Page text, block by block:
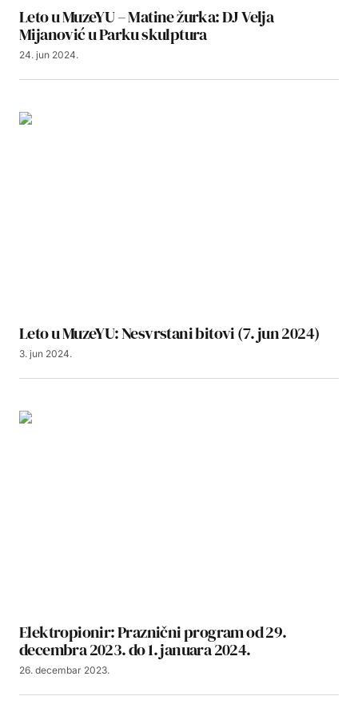
Leto u MuzeYU – Matine žurka: DJ Velja
Mijanović u Parku skulptura
24. jun 2024.
Leto u MuzeYU: Nesvrstani bitovi (7. jun 2024)
3. jun 2024.
Elektropionir: Praznični program od 29.
decembra 2023. do 1. januara 2024.
26. decembar 2023.